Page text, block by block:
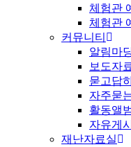
체험관
체험관
커뮤니티
알림마
보도자
묻고답
자주묻
활동앨
자유게
재난자료실